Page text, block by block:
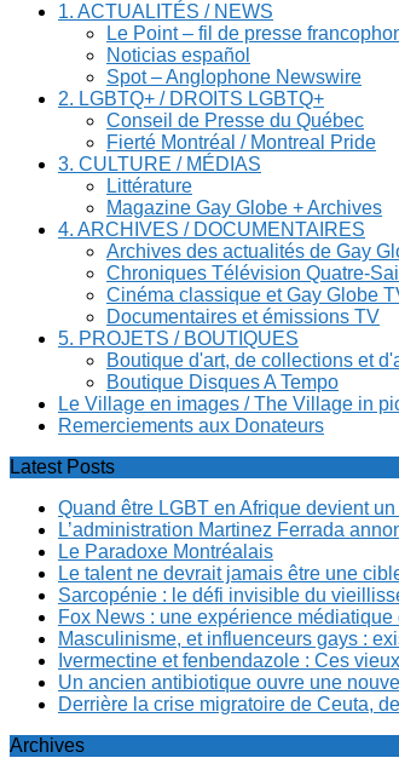
1. ACTUALITÉS / NEWS
Le Point – fil de presse
Noticias español
Spot – Anglophone Newswire
2. LGBTQ+ / DROITS LGBTQ+
Conseil de Presse du Québec
Fierté Montréal / Montreal Pride
3. CULTURE / MÉDIAS
Littérature
Magazine Gay Globe + Archives
4. ARCHIVES / DOCUMENTAIRES
Archives des actualités de Gay
Chroniques Télévision Quatre-
Cinéma classique et Gay Globe
Documentaires et émissions TV
5. PROJETS / BOUTIQUES
Boutique d'art, de collections et
Boutique Disques A Tempo
Le Village en images / The Village in
Remerciements aux Donateurs
Latest Posts
Quand être LGBT en Afrique devient
L’administration Martinez Ferrada
Le Paradoxe Montréalais
Le talent ne devrait jamais être une
Sarcopénie : le défi invisible du
Fox News : une expérience
Masculinisme, et influenceurs gays :
Ivermectine et fenbendazole : Ces
Un ancien antibiotique ouvre une
Derrière la crise migratoire de Ceuta,
Archives